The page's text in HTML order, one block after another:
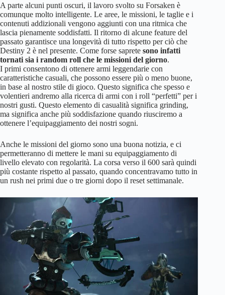
A parte alcuni punti oscuri, il lavoro svolto su Forsaken è
comunque molto intelligente. Le aree, le missioni, le taglie e i
contenuti addizionali vengono aggiunti con una ritmica che
lascia pienamente soddisfatti. Il ritorno di alcune feature del
passato garantisce una longevità di tutto rispetto per ciò che
Destiny 2 è nel presente. Come forse saprete sono infatti
tornati sia i random roll che le missioni del giorno.
I primi consentono di ottenere armi leggendarie con
caratteristiche casuali, che possono essere più o meno buone,
in base al nostro stile di gioco. Questo significa che spesso e
volentieri andremo alla ricerca di armi con i roll “perfetti” per i
nostri gusti. Questo elemento di casualità significa grinding,
ma significa anche più soddisfazione quando riusciremo a
ottenere l’equipaggiamento dei nostri sogni.
Anche le missioni del giorno sono una buona notizia, e ci
permetteranno di mettere le mani su equipaggiamento di
livello elevato con regolarità. La corsa verso il 600 sarà quindi
più costante rispetto al passato, quando concentravamo tutto in
un rush nei primi due o tre giorni dopo il reset settimanale.